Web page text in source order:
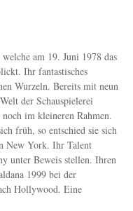
am 19. Juni 1978 das
Ihr fantastisches
Wurzeln. Bereits mit neun
der Schauspielerei
im kleineren Rahmen.
früh, so entschied sie sich
New York. Ihr Talent
unter Beweis stellen. Ihren
1999 bei der
Hollywood. Eine